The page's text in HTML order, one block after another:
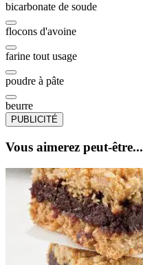
bicarbonate de soude
flocons d'avoine
farine tout usage
poudre à pâte
beurre
PUBLICITÉ
Vous aimerez peut-être...